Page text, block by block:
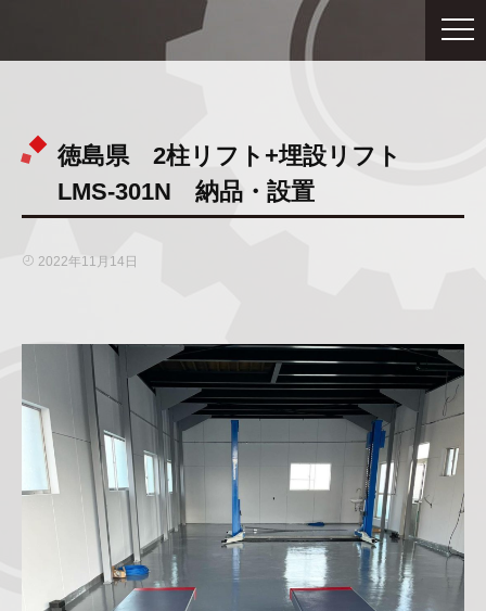
徳島県 2柱リフト+埋設リフト
LMS-301N 納品・設置
2022年11月14日